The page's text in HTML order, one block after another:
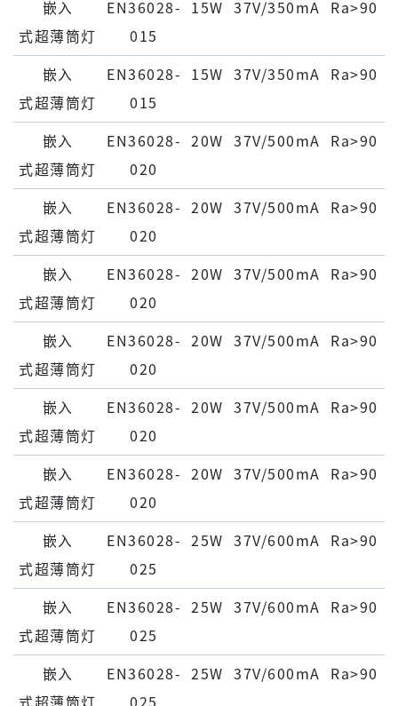
嵌⼊
式超薄筒灯
EN36028-
015
15W 37V/350mA Ra>90
嵌⼊
式超薄筒灯
EN36028-
015
15W 37V/350mA Ra>90
嵌⼊
式超薄筒灯
EN36028-
020
20W 37V/500mA Ra>90
嵌⼊
式超薄筒灯
EN36028-
020
20W 37V/500mA Ra>90
嵌⼊
式超薄筒灯
EN36028-
020
20W 37V/500mA Ra>90
嵌⼊
式超薄筒灯
EN36028-
020
20W 37V/500mA Ra>90
嵌⼊
式超薄筒灯
EN36028-
020
20W 37V/500mA Ra>90
嵌⼊
式超薄筒灯
EN36028-
020
20W 37V/500mA Ra>90
嵌⼊
式超薄筒灯
EN36028-
025
25W 37V/600mA Ra>90
嵌⼊
式超薄筒灯
EN36028-
025
25W 37V/600mA Ra>90
嵌⼊
式超薄筒灯
EN36028-
025
25W 37V/600mA Ra>90